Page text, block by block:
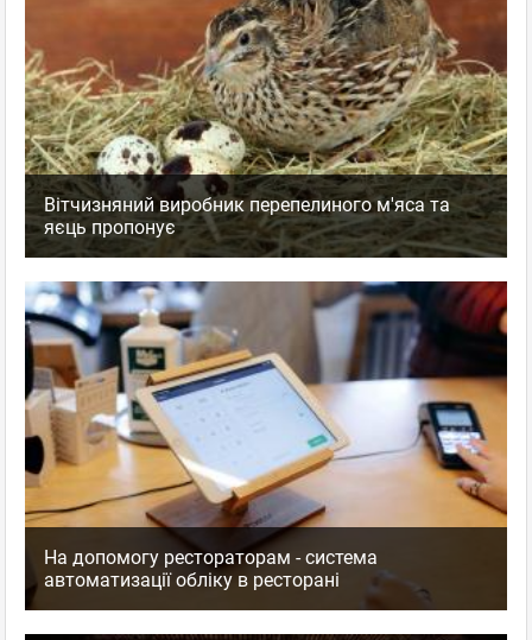
Вітчизняний виробник перепелиного м'яса та
яєць пропонує
На допомогу рестораторам - система
автоматизації обліку в ресторані